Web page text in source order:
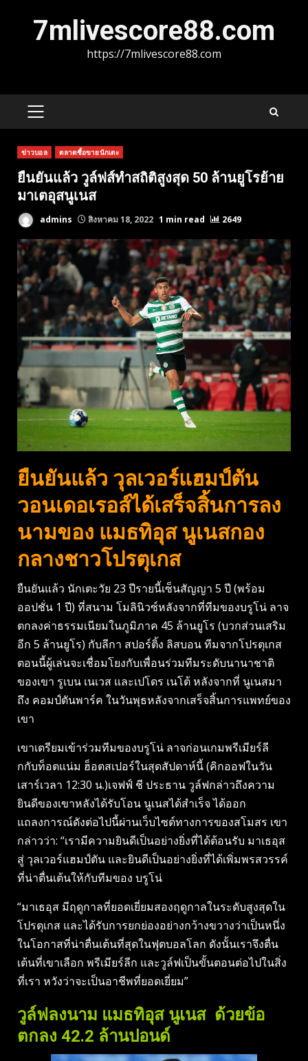
7mlivescore88.com
https://7mlivescore88.com
PRIMARY
ข่าวบอล ตลาดซื้อขายนักเตะ
ยืนยันแล้ว วูล์ฟส์ทำสถิติสูงสุด 50 ล้านยูโรย้าย
มาเตอุสนูเนส
admins สิงหาคม 18, 2022 1 min read 2649
ยืนยันแล้ว วุลเวอร์แฮมป์ตัน
วอนเดอเรอส์ได้เสร็จสิ้นการลง
นามของ แมธทิอุส นูเนสกอง
กลางชาวโปรตุเกส
ยืนยันแล้ว นักเตะวัย 23 ปีรายนี้เซ็นสัญญา 5 ปี (พร้อม
ออปชั่น 1 ปี) ที่สนาม โมลินิวซ์หลังจากที่ทีมของบรูโน่ ลาจ
ตกลงค่าธรรมเนียมในภูมิภาค 45 ล้านยูโร (บวกส่วนเสริม
อีก 5 ล้านยูโร) กับลีกา สปอร์ติ้ง ลิสบอน ทีมจากโปรตุเกส
ตอนนี้ผู้เล่นจะเชื่อมโยงกับเพื่อนร่วมทีมระดับนานาชาติ
ของเขา รูเบน เนเวส และเปโดร เนโต้ หลังจากที่ นูเนสมา
ถึง คอมป์ตันพาร์ค ในวันพุธหลังจากเสร็จสิ้นการแพทย์ของ
เขา
เขาเตรียมเข้าร่วมทีมของบรูโน่ ลาจก่อนเกมพรีเมียร์ลี
กกับท็อตแน่ม ฮ็อตสเปอร์ในสุดสัปดาห์นี้ (คิกออฟในวัน
เสาร์เวลา 12:30 น.)เจฟฟ์ ชี ประธาน วูล์ฟกล่าวถึงความ
ยินดีของเขาหลังได้รับโอน นูเนสได้สำเร็จ ได้ออก
แถลงการณ์ดังต่อไปนี้ผ่านเว็บไซต์ทางการของสโมสร เขา
กล่าวว่า: “เรามีความยินดีเป็นอย่างยิ่งที่ได้ต้อนรับ มาเธอุส
สู่ วุลเวอร์แฮมป์ตัน และยินดีเป็นอย่างยิ่งที่ได้เพิ่มพรสวรรค์
ที่น่าตื่นเต้นให้กับทีมของ บรูโน่
“มาเธอุส มีฤดูกาลที่ยอดเยี่ยมสองฤดูกาลในระดับสูงสุดใน
โปรตุเกส และได้รับการยกย่องอย่างกว้างขวางว่าเป็นหนึ่ง
ในโอกาสที่น่าตื่นเต้นที่สุดในฟุตบอลโลก ดังนั้นเราจึงตื่น
เต้นที่เขาเลือก พรีเมียร์ลีก และวูล์ฟเป็นขั้นตอนต่อไปในสิ่ง
ที่เรา หวังว่าจะเป็นอาชีพที่ยอดเยี่ยม”
วูล์ฟลงนาม แมธทิอุส นูเนส ด้วยข้อ
ตกลง 42.2 ล้านปอนด์